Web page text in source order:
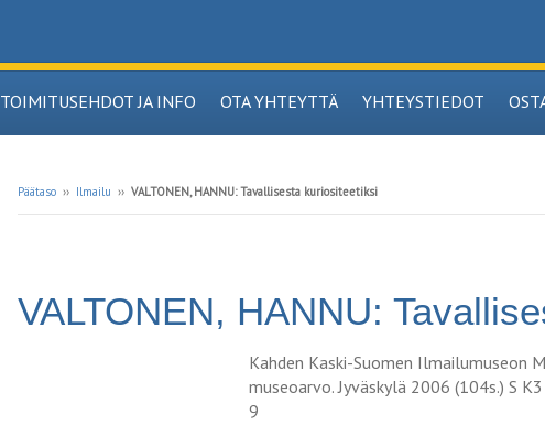
TOIMITUSEHDOT JA INFO OTA YHTEYTTÄ YHTEYSTIEDOT
Päätaso ›› Ilmailu ›› VALTONEN, HANNU: Tavallisesta kuriositeetiksi
VALTONEN, HANNU:
Kahden Kaski-Suomen Ilmailumuseon
museoarvo. Jyväskylä 2006 (104s.) S
9